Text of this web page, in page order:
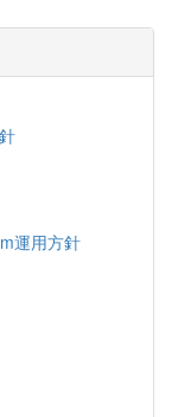
運用方針